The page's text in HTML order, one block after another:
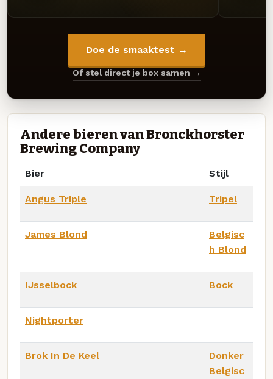
Doe de smaaktest →
Of stel direct je box samen →
Andere bieren van Bronckhorster
Brewing Company
Bier Stijl
Angus Triple Tripel
James Blond
Belgisc
h Blond
IJsselbock Bock
Nightporter
Brok In De Keel
Donker
Belgisc